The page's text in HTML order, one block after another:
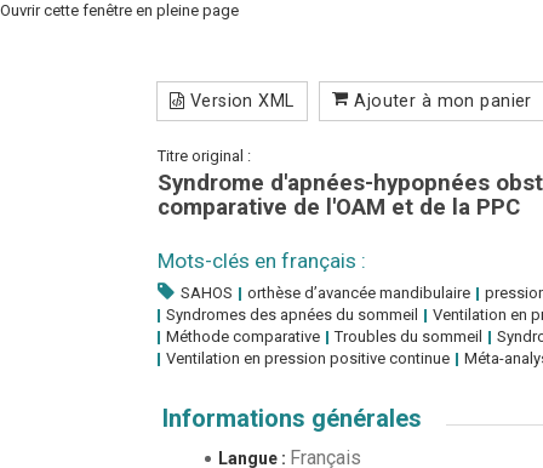
Ouvrir cette fenêtre en pleine page
Version XML Ajouter à mon panier
Titre original :
Syndrome d'apnées-hypopnées
comparative de l'OAM et de la PPC
Mots-clés en français :
SAHOS orthèse d’avancée mandibulaire
Syndromes des apnées du sommeil
Ventilation en
Méthode comparative
Troubles du sommeil
Ventilation en pression positive continue
Méta-
Informations générales
Langue : Français